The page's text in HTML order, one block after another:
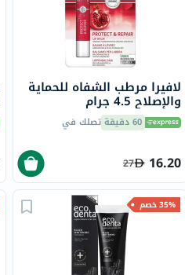
لافيرا مرطب الشفاه للحماية
والإصلاح 4.5 جرام
60 دقيقة تصلك في
16.20
27
35% خصم